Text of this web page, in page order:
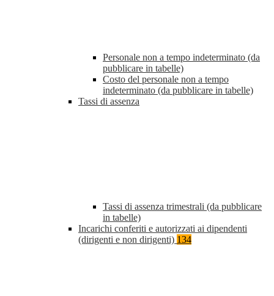
Personale non a tempo indeterminato (da
pubblicare in tabelle)
Costo del personale non a tempo
indeterminato (da pubblicare in tabelle)
Tassi di assenza
Tassi di assenza trimestrali (da pubblicare
in tabelle)
Incarichi conferiti e autorizzati ai dipendenti
(dirigenti e non dirigenti) 134